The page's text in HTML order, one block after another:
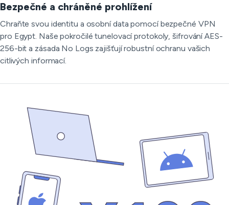
Bezpečné a chráněné prohlížení
Chraňte svou identitu a osobní data pomocí bezpečné VPN
pro Egypt. Naše pokročilé tunelovací protokoly, šifrování AES-
256-bit a zásada No Logs zajišťují robustní ochranu vašich
citlivých informací.